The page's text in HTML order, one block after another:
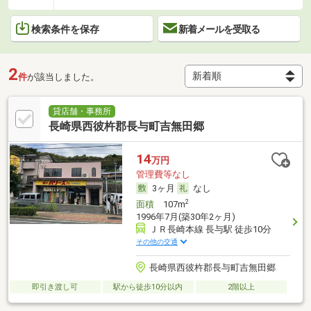
検索条件を保存 新着メールを受取る
2件が該当しました。
貸店舗・事務所
長崎県西彼杵郡長与町吉無田郷
14万円
管理費等なし
3ヶ月
なし
面積107m2
1996年7月(築30年2ヶ月)
ＪＲ長崎本線 長与駅 徒歩10分
その他の交通
長崎県西彼杵郡長与町吉無田郷
即引き渡し可 駅から徒歩10分以内 2階以上